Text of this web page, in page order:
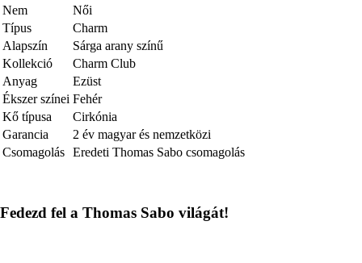
Nem
Női
Típus
Charm
Alapszín
Sárga arany színű
Kollekció
Charm Club
Anyag
Ezüst
Ékszer színei Fehér
Kő típusa
Cirkónia
Garancia
2 év magyar és nemzetközi
Csomagolás Eredeti Thomas Sabo csomagolás
Fedezd fel a Thomas Sabo világát!